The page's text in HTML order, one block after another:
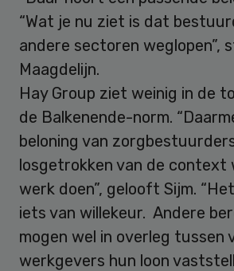
“Wat je nu ziet is dat
andere sectoren weglopen”,
Maagdelijn.
Hay Group ziet weinig in de
de Balkenende-norm.
beloning van
losgetrokken van de context
werk doen”, gelooft Sijm.
iets van willekeur. Andere
mogen wel in overleg tussen
werkgevers hun loon